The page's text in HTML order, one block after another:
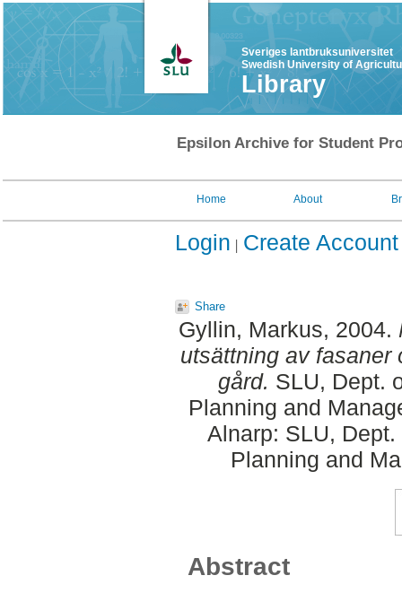
Sveriges lantbruksuniversitet
Swedish University of
Library
Epsilon Archive for Student
Home About
Login Create Account
Share
Gyllin, Markus, 2004.
utsättning av fasaner
gård. SLU, Dept.
Planning and
Alnarp: SLU,
Planning and
Abstract